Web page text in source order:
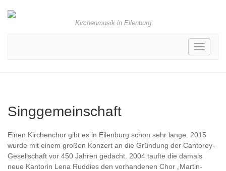
Kirchenmusik in Eilenburg
Toggle
Singgemeinschaft
Einen Kirchenchor gibt es in Eilenburg schon sehr lange. 2015
wurde mit einem großen Konzert an die Gründung der Cantorey-
Gesellschaft vor 450 Jahren gedacht. 2004 taufte die damals
neue Kantorin Lena Ruddies den vorhandenen Chor „Martin-